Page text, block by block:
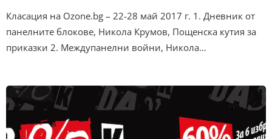
Класация на Ozone.bg – 22-28 май 2017 г. 1. Дневник от
панелните блокове, Никола Крумов, Пощенска кутия за
приказки 2. Междупанелни войни, Никола…